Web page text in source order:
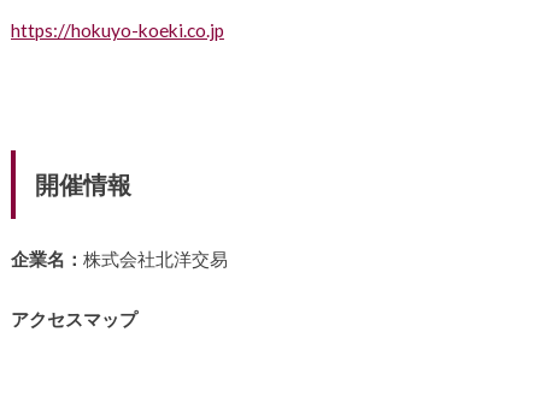
https://hokuyo-koeki.co.jp
開催情報
企業名： 株式会社北洋交易
アクセスマップ